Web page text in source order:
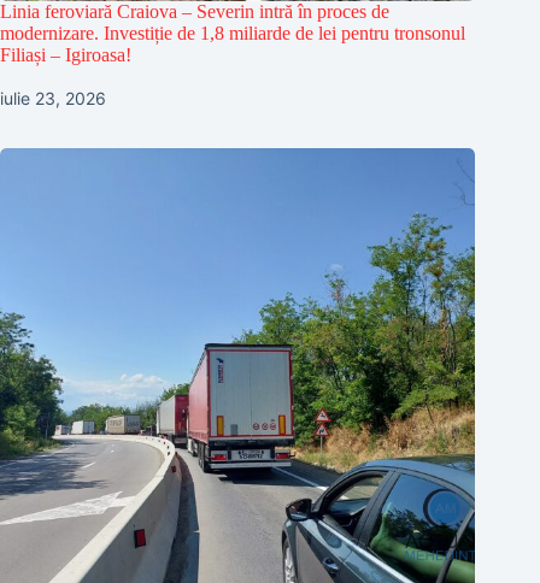
Linia feroviară Craiova – Severin intră în proces de
modernizare. Investiție de 1,8 miliarde de lei pentru tronsonul
Filiași – Igiroasa!
iulie 23, 2026